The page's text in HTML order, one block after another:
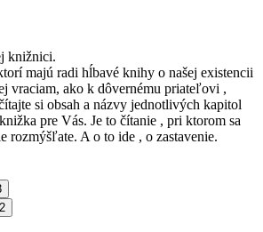
knižnici.
majú radi hĺbavé knihy o našej existencii
vraciam, ako k dôvernému priateľovi ,
si obsah a názvy jednotlivých kapitol
pre Vás. Je to čítanie , pri ktorom sa
rozmýšľate. A o to ide , o zastavenie.
2